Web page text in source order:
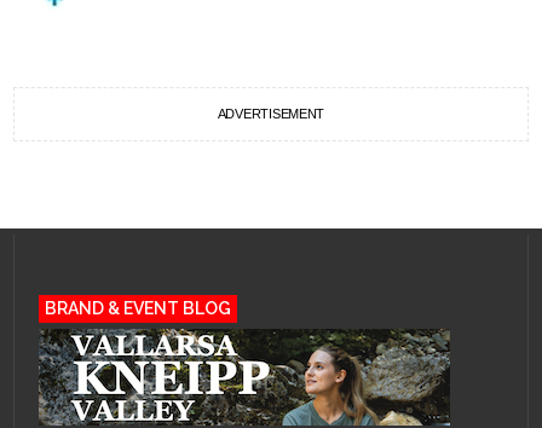
ADVERTISEMENT
BRAND & EVENT BLOG